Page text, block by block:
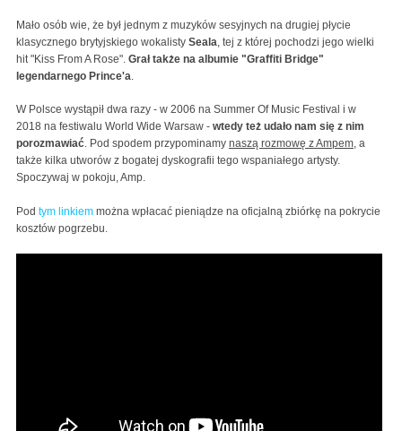
Mało osób wie, że był jednym z muzyków sesyjnych na drugiej płycie
klasycznego brytyjskiego wokalisty Seala, tej z której pochodzi jego wielki
hit "Kiss From A Rose". Grał także na albumie "Graffiti Bridge"
legendarnego Prince'a.
W Polsce wystąpił dwa razy - w 2006 na Summer Of Music Festival i w
2018 na festiwalu World Wide Warsaw - wtedy też udało nam się z nim
porozmawiać. Pod spodem przypominamy naszą rozmowę z Ampem, a
także kilka utworów z bogatej dyskografii tego wspaniałego artysty.
Spoczywaj w pokoju, Amp.
Pod tym linkiem można wpłacać pieniądze na oficjalną zbiórkę na pokrycie
kosztów pogrzebu.